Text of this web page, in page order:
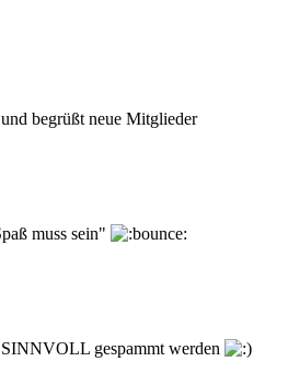
begrüßt neue Mitglieder
muss sein"
gespammt werden